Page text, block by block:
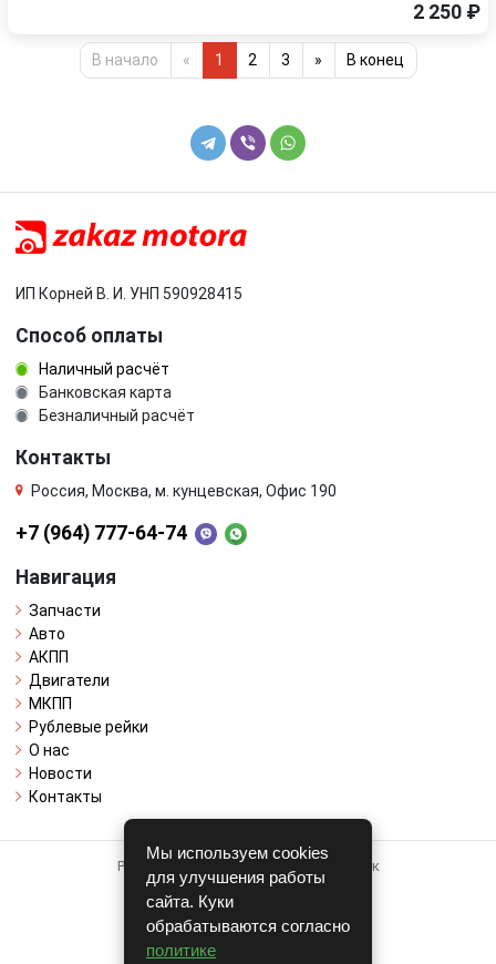
2 250 ₽
В начало « 1 2 3 » В конец
ИП Корней В. И. УНП 590928415
Способ оплаты
Наличный расчёт
Банковская карта
Безналичный расчёт
Контакты
Россия, Москва, м. кунцевская, Офис 190
+7 (964) 777-64-74
Навигация
Запчасти
Авто
АКПП
Двигатели
МКПП
Рублевые рейки
О нас
Новости
Контакты
Работает на системе для авторазборок
CARRO.БИЗНЕС
Полная версия
© COPYRIGHT 2026 г.
Мы используем cookies
для улучшения работы
сайта. Куки
обрабатываются согласно
политике